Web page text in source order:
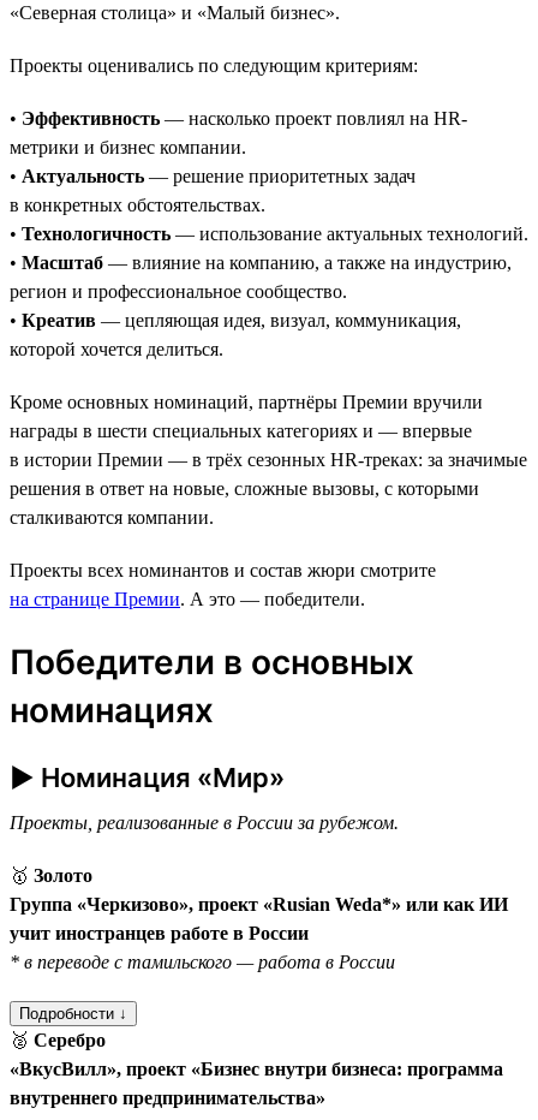
«Северная столица» и «Малый бизнес».
Проекты оценивались по следующим критериям:
• Эффективность — насколько проект повлиял на HR-
метрики и бизнес компании.
• Актуальность — решение приоритетных задач
в конкретных обстоятельствах.
• Технологичность — использование актуальных технологий.
• Масштаб — влияние на компанию, а также на индустрию,
регион и профессиональное сообщество.
• Креатив — цепляющая идея, визуал, коммуникация,
которой хочется делиться.
Кроме основных номинаций, партнёры Премии вручили
награды в шести специальных категориях и — впервые
в истории Премии — в трёх сезонных HR-треках: за значимые
решения в ответ на новые, сложные вызовы, с которыми
сталкиваются компании.
Проекты всех номинантов и состав жюри смотрите
на странице Премии. А это — победители.
Победители в основных
номинациях
► Номинация «Мир»
Проекты, реализованные в России за рубежом.
🥇 Золото
Группа «Черкизово», проект «Rusian Weda*» или как ИИ
учит иностранцев работе в России
* в переводе с тамильского — работа в России
Подробности ↓
🥈 Серебро
«ВкусВилл», проект «Бизнес внутри бизнеса: программа
внутреннего предпринимательства»